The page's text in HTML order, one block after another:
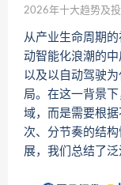
2026年十大趋势及
从产业生命周期
动智能化浪潮的
以及以自动驾驶
局。在这一背景
域，而是需要根
次、分节奏的结
展，我们总结了泛